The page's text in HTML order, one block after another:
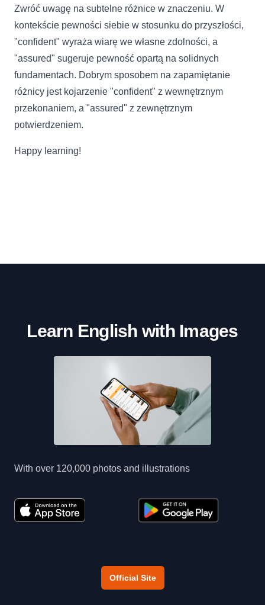
Zwróć uwagę na subtelne różnice w znaczeniu. W
kontekście pewności siebie w stosunku do przyszłości,
"confident" wyraża wiarę we własne zdolności, a
"assured" sugeruje pewność opartą na solidnych
fundamentach. Dobrym sposobem na zapamiętanie
różnicy jest kojarzenie "confident" z wewnętrznym
przekonaniem, a "assured" z zewnętrznym
potwierdzeniem.
Happy learning!
Learn English with Images
With over 120,000 photos and illustrations
Official Site